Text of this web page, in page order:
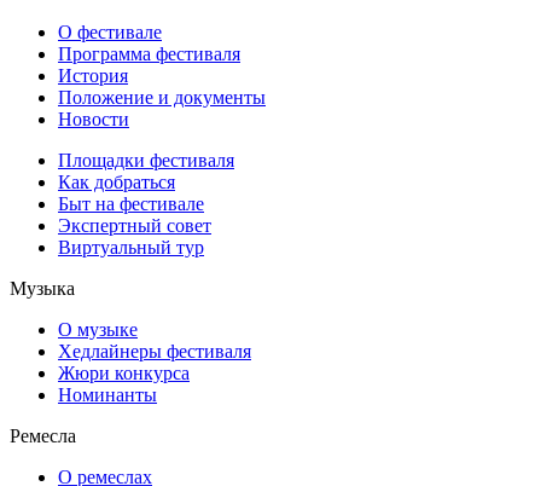
О фестивале
Программа фестиваля
История
Положение и документы
Новости
Площадки фестиваля
Как добраться
Быт на фестивале
Экспертный совет
Виртуальный тур
Музыка
О музыке
Хедлайнеры фестиваля
Жюри конкурса
Номинанты
Ремесла
О ремеслах